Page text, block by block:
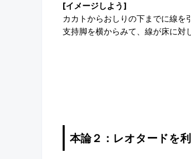
[イメージしよう]
カカトからおしりの下までに線を
支持脚を横からみて、線が床に対
本論２：レオタードを